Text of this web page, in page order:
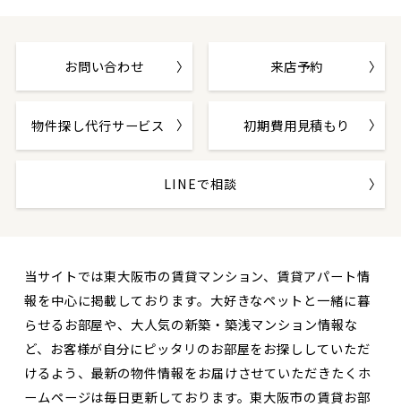
お問い合わせ 来店予約
物件探し代行サービス 初期費用見積もり
LINEで相談
当サイトでは東大阪市の賃貸マンション、賃貸アパート情
報を中心に掲載しております。大好きなペットと一緒に暮
らせるお部屋や、大人気の新築・築浅マンション情報な
ど、お客様が自分にピッタリのお部屋をお探ししていただ
けるよう、最新の物件情報をお届けさせていただきたくホ
ームページは毎日更新しております。東大阪市の賃貸お部